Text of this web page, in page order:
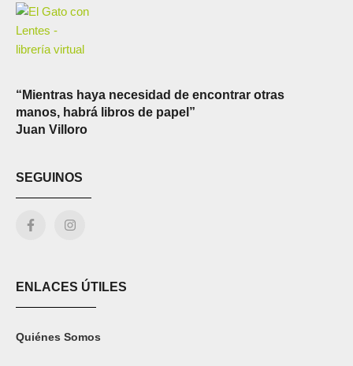
“Mientras haya necesidad de encontrar otras
manos, habrá libros de papel”
Juan Villoro
SEGUINOS
ENLACES ÚTILES
Quiénes Somos